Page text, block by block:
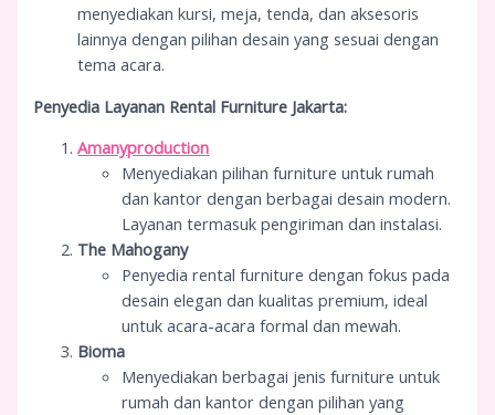
menyediakan kursi, meja, tenda, dan aksesoris
lainnya dengan pilihan desain yang sesuai dengan
tema acara.
Penyedia Layanan Rental Furniture Jakarta:
Amanyproduction
Menyediakan pilihan furniture untuk rumah
dan kantor dengan berbagai desain modern.
Layanan termasuk pengiriman dan instalasi.
The Mahogany
Penyedia rental furniture dengan fokus pada
desain elegan dan kualitas premium, ideal
untuk acara-acara formal dan mewah.
Bioma
Menyediakan berbagai jenis furniture untuk
rumah dan kantor dengan pilihan yang